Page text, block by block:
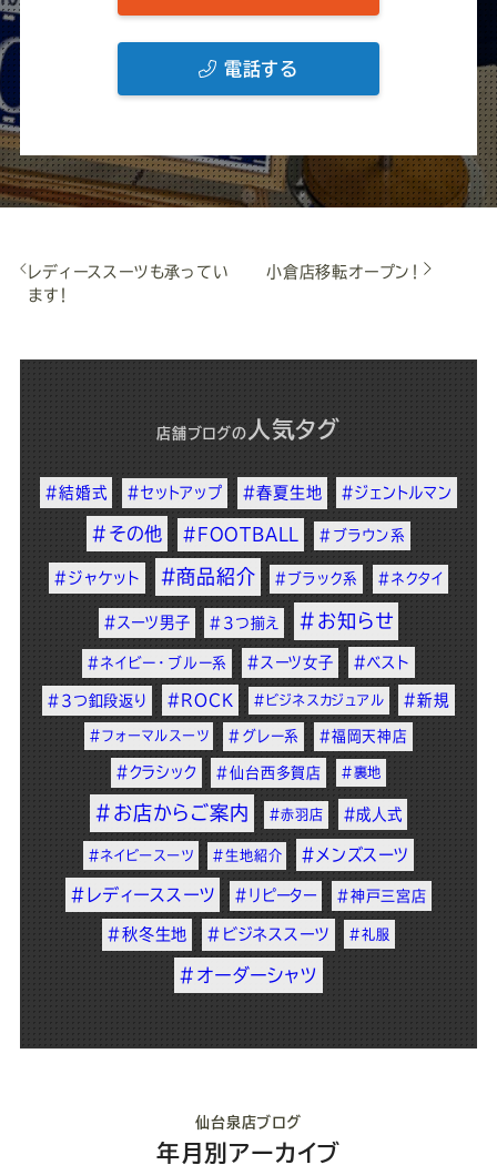
電話する
レディーススーツも承ってい
ます！
小倉店移転オープン！
店舗ブログの 人気タグ
#結婚式 #セットアップ #春夏生地 #ジェントルマン
#その他 #FOOTBALL #ブラウン系
#ジャケット #商品紹介 #ブラック系 #ネクタイ
#スーツ男子 #3つ揃え #お知らせ
#ネイビー・ブルー系 #スーツ女子 #ベスト
#3つ釦段返り #ROCK #ビジネスカジュアル #新規
#フォーマルスーツ #グレー系 #福岡天神店
#クラシック #仙台西多賀店 #裏地
#お店からご案内 #赤羽店 #成人式
#ネイビースーツ #生地紹介 #メンズスーツ
#レディーススーツ #リピーター #神戸三宮店
#秋冬生地 #ビジネススーツ #礼服
#オーダーシャツ
仙台泉店ブログ
年月別アーカイブ